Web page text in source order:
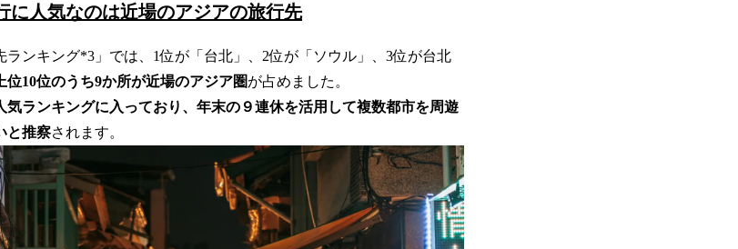
に人気なのは近場のアジアの旅行先
ランキング*3」では、1位が「台北」、2位が「ソウル」、3位が台北
上位10位のうち9か所が近場のアジア圏が占めました。
ランキングに入っており、年末の９連休を活用して複数都市を周遊
と推察されます。